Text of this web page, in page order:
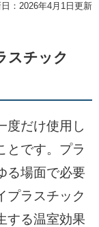
：2026年4月1日更新
スチック
度だけ使用し
とです。プラ
る場面で必要
プラスチック
する温室効果